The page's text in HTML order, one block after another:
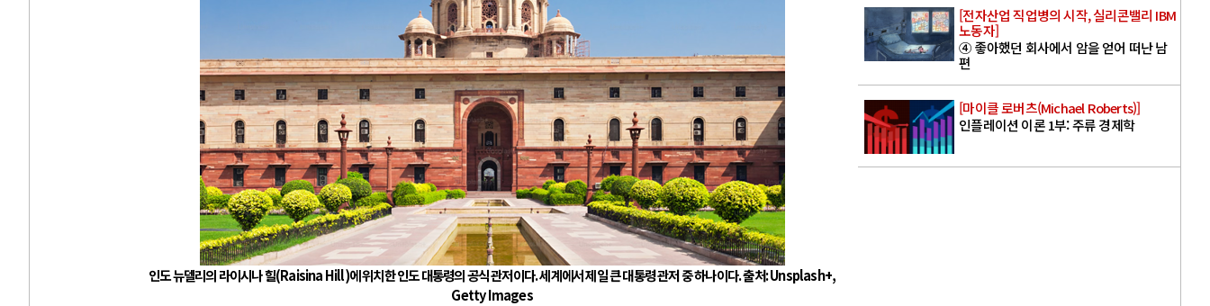
인도 뉴델리의 라이시나 힐(Raisina Hill)에 위치한 인도 대통령의 공식 관저이다. 세계에서 제일 큰 대통령 관저 중 하나이다. 출처: Unsplash+,
Getty Images
[전자산업 직업병의 시작, 실리콘밸리 IBM
노동자]
④ 좋아했던 회사에서 암을 얻어 떠난 남
편
[마이클 로버츠(Michael Roberts)]
인플레이션 이론 1부: 주류 경제학